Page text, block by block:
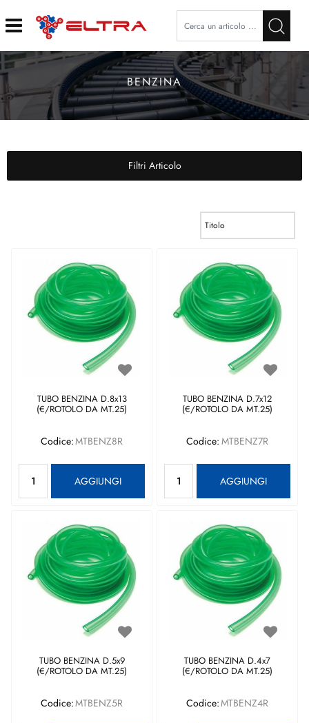
Open
BENZINA
Filtri Articolo
TUBO BENZINA D.8x13
(€/ROTOLO DA MT.25)
Codice:MTBENZ8R
AGGIUNGI
TUBO BENZINA D.7x12
(€/ROTOLO DA MT.25)
Codice: MTBENZ7R
AGGIUNGI
TUBO BENZINA D.5x9
(€/ROTOLO DA MT.25)
Codice:MTBENZ5R
TUBO BENZINA D.4x7
(€/ROTOLO DA MT.25)
Codice:MTBENZ4R